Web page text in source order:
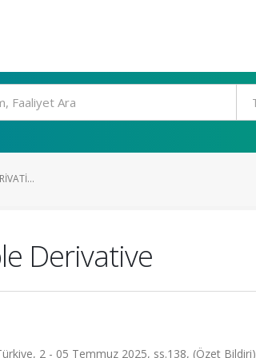
Derivative
2 - 05 Temmuz 2025, ss.138, (Özet Bildiri)